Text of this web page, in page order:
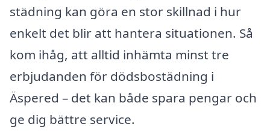
städning kan göra en stor skillnad i hur
enkelt det blir att hantera situationen. Så
kom ihåg, att alltid in­hämta minst tre
erbjudanden för dödsbostädning i
Äspered – det kan både spara pengar och
ge dig bättre service.